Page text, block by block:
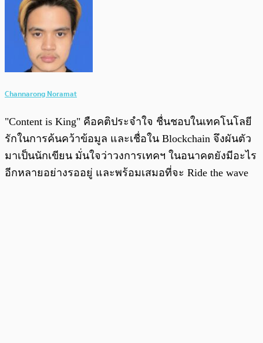
Channarong Noramat
"Content is King" คือคติประจำใจ ชื่นชอบในเทคโนโลยี
รักในการค้นคว้าข้อมูล และเชื่อใน Blockchain จึงผันตัว
มาเป็นนักเขียน มั่นใจว่าวงการเทคฯ ในอนาคตยังมีอะไร
อีกหลายอย่างรออยู่ และพร้อมเสมอที่จะ Ride the wave